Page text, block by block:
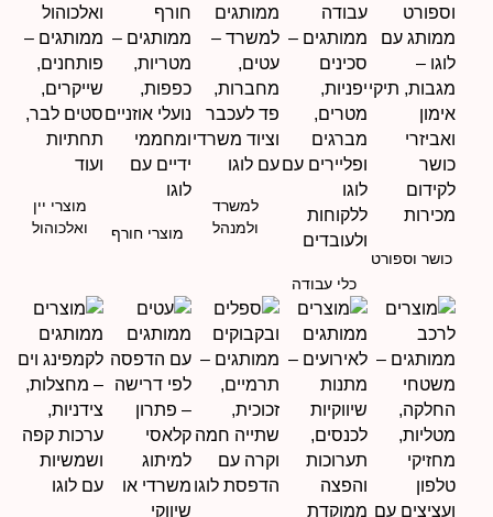
כושר וספורט
כלי עבודה
למשרד
ולמנהל
מוצרי חורף
מוצרי יין
ואלכוהול